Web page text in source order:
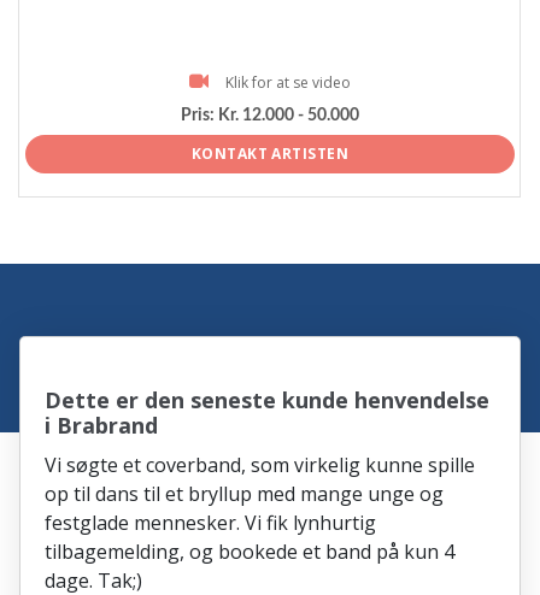
Klik for at se video
Pris: Kr. 12.000 - 50.000
KONTAKT ARTISTEN
Dette er den seneste kunde henvendelse
i Brabrand
Vi søgte et coverband, som virkelig kunne spille
op til dans til et bryllup med mange unge og
festglade mennesker. Vi fik lynhurtig
tilbagemelding, og bookede et band på kun 4
dage. Tak;)